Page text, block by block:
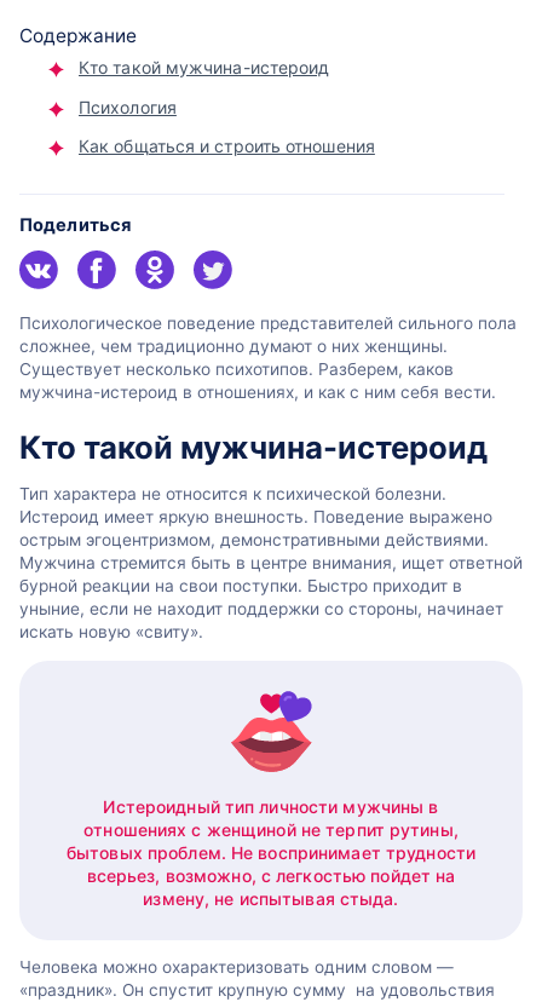
Содержание
Кто такой мужчина-истероид
Психология
Как общаться и строить отношения
Поделиться
Психологическое поведение представителей сильного пола
сложнее, чем традиционно думают о них женщины.
Существует несколько психотипов. Разберем, каков
мужчина-истероид в отношениях, и как с ним себя вести.
Кто такой мужчина-истероид
Тип характера не относится к психической болезни.
Истероид имеет яркую внешность. Поведение выражено
острым эгоцентризмом, демонстративными действиями.
Мужчина стремится быть в центре внимания, ищет ответной
бурной реакции на свои поступки. Быстро приходит в
уныние, если не находит поддержки со стороны, начинает
искать новую «свиту».
Истероидный тип личности мужчины в
отношениях с женщиной не терпит рутины,
бытовых проблем. Не воспринимает трудности
всерьез, возможно, с легкостью пойдет на
измену, не испытывая стыда.
Человека можно охарактеризовать одним словом —
«праздник». Он спустит крупную сумму на удовольствия